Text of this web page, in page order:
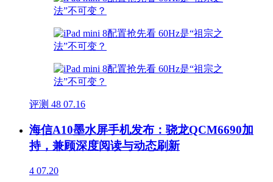
评测 48 07.16
海信A10墨水屏手机发布：骁龙QCM6690加
持，兼顾深度阅读与动态刷新
4 07.20